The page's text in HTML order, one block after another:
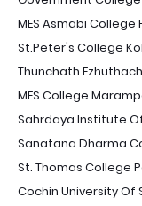
MES Asmabi College
St.Peter's College
Thunchath
MES College
Sahrdaya Institute
Sanatana Dharma
St. Thomas College
Cochin University Of